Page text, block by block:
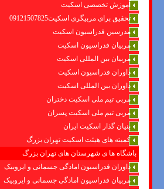
آموزش تخصصی اسکیت
تحقیق برای مربیگری اسکیت09121507825
مدرسین فدراسیون اسکیت
مربیان فدراسیون اسکیت
مربیان بین المللی اسکیت
داوران فدراسیون اسکیت
داوران بین المللی اسکیت
مربی تیم ملی اسکیت دختران
مربی تیم ملی اسکیت پسران
بنیان گذار اسکیت ایران
کمیته های هیئت اسکیت تهران بزرگ
باشگاه ها ی شهرستان های تهران بزرگ
داوران فدراسیون امادگی جسمانی و ایروبیک
مربیان فدراسیون امادگی جسمانی و ایروبیک